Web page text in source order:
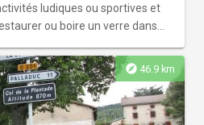
ludiques ou sportives et
ou boire un verre dans
explore 46.9 km